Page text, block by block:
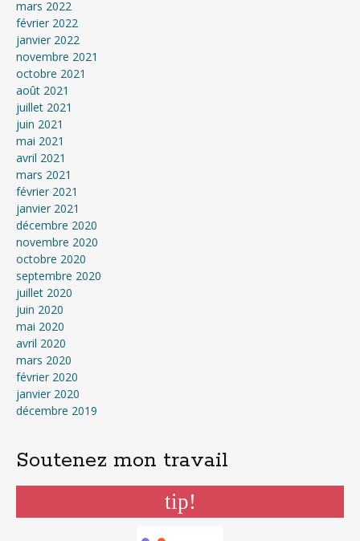
mars 2022
février 2022
janvier 2022
novembre 2021
octobre 2021
août 2021
juillet 2021
juin 2021
mai 2021
avril 2021
mars 2021
février 2021
janvier 2021
décembre 2020
novembre 2020
octobre 2020
septembre 2020
juillet 2020
juin 2020
mai 2020
avril 2020
mars 2020
février 2020
janvier 2020
décembre 2019
Soutenez mon travail
tip!